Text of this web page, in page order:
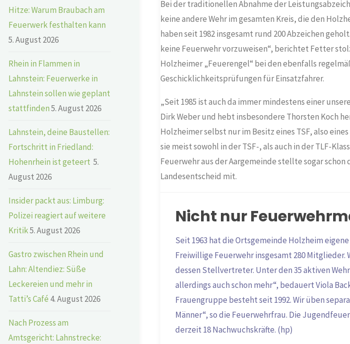
Bei der traditionellen Abnahme der
keine andere Wehr im gesamten Kreis, die den
haben seit 1982 insgesamt rund 200 Abzeichen
keine Feuerwehr vorzuweisen“, berichtet Fetter
Holzheimer „Feuerengel“ bei den ebenfalls
Geschicklichkeitsprüfungen für Einsatzfahrer.
„Seit 1985 ist auch da immer mindestens einer
Dirk Weber und hebt insbesondere Thorsten Koch
Holzheimer selbst nur im Besitz eines TSF, also
sie meist sowohl in der TSF-, als auch in der TLF-
Feuerwehr aus der Aargemeinde stellte sogar
Landesentscheid mit.
Nicht nur
Seit 1963 hat die Ortsgemeinde Holzheim
Freiwillige Feuerwehr insgesamt 280 Mitglieder.
dessen Stellvertreter. Unter den 35 aktiven
allerdings auch schon mehr“, bedauert Viola
Frauengruppe besteht seit 1992. Wir üben
Männer“, so die Feuerwehrfrau. Die
derzeit 18 Nachwuchskräfte. (hp)
Hitze: Warum Braubach am
Feuerwerk festhalten kann
5. August 2026
Rhein in Flammen in
Lahnstein: Feuerwerke in
Lahnstein sollen wie geplant
stattfinden5. August 2026
Lahnstein, deine Baustellen:
Fortschritt in Friedland:
Hohenrhein ist geteert 5.
August 2026
Insider packt aus: Limburg:
Polizei reagiert auf weitere
Kritik5. August 2026
Gastro zwischen Rhein und
Lahn: Altendiez: Süße
Leckereien und mehr in
Tatti’s Café 4. August 2026
Nach Prozess am
Amtsgericht: Lahnstrecke: